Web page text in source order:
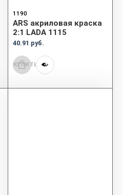
1190
ARS акриловая краска
2:1 LADA 1115
40.91 руб.
КУПИТЬ